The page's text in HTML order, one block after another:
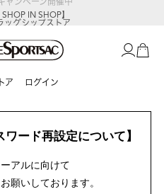
IN SHOP】
ッグシップストア
ア ログイン
ワード再設定について】
アルに向けて
願いしております。